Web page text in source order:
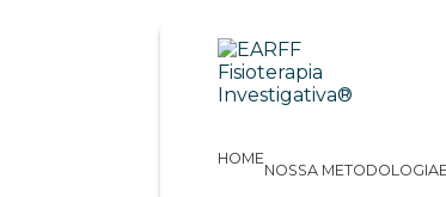
HOME
NOSSA METODOLOGIA